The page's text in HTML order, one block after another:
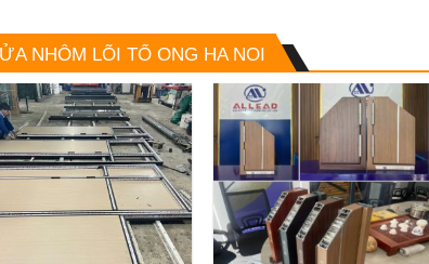
NHÔM LÕI TỔ ONG HA NOI